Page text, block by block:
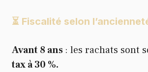
⏳ Fiscalité selon
Avant 8 ans : les rachats sont
tax à 30 %.